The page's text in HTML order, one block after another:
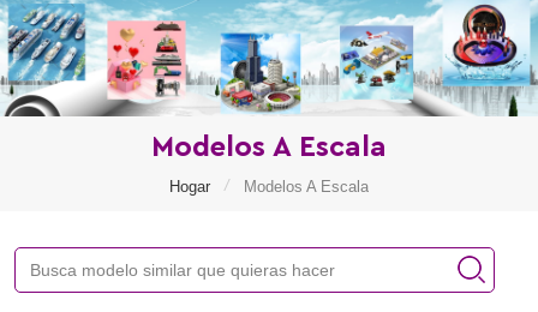
Modelos A Escala
Hogar / Modelos A Escala